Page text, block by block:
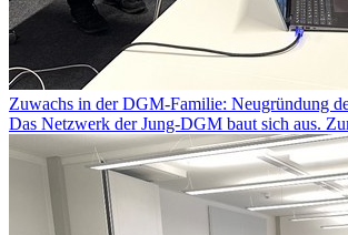
Zuwachs in der DGM-Familie: Neugründung
Das Netzwerk der Jung-DGM baut sich aus.